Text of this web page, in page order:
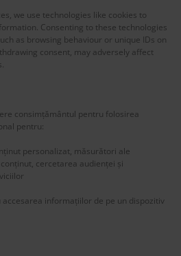
we use technologies like cookies to
Consenting to these technologies
as browsing behaviour or unique IDs on
consent, may adversely affect
consimțământul pentru folosirea
pentru:
personalizat, măsurători ale
cercetarea audienței și
accesarea informațiilor de pe un dispozitiv